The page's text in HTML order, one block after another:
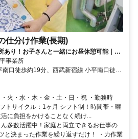
仕分け作業(長期)
あり！お子さんと一緒にお昼休憩可能｜未
！
事業所
南口徒歩約19分、西武新宿線 小平南口徒歩
井南口徒歩約21分 西武/小平→西武バス/
火・水・木・金・土・日・祝 ・勤務時
トサイクル：1ヶ月 シフト制！時間帯・曜
に負担をかけることなく続け...
多数活躍中！家庭と両立できるお仕事の
と決まった作業を繰り返すだけ！ ・力作業